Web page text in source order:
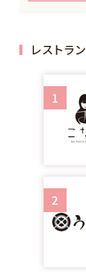
レストラン
1
2